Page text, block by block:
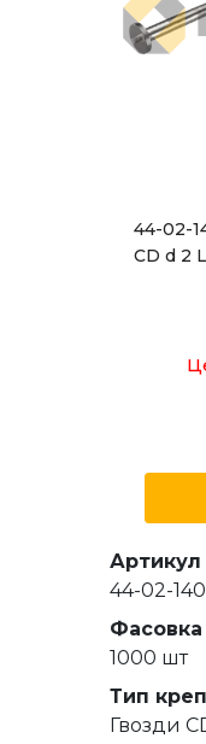
44-02-
CD d 2
Артикул
44-02-140
Фасовка
1000 шт
Тип
Гвозди